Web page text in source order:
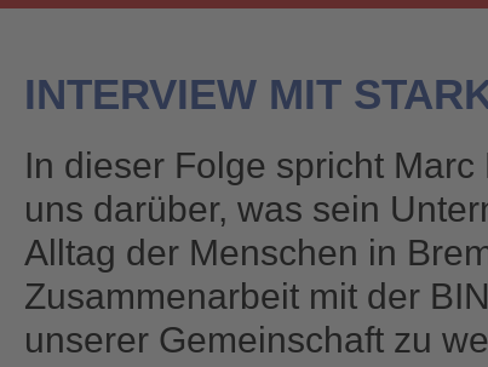
INTERVIEW MIT
In dieser Folge spricht
uns darüber, was sein
Alltag der Menschen in
Zusammenarbeit mit der
unserer Gemeinschaft zu